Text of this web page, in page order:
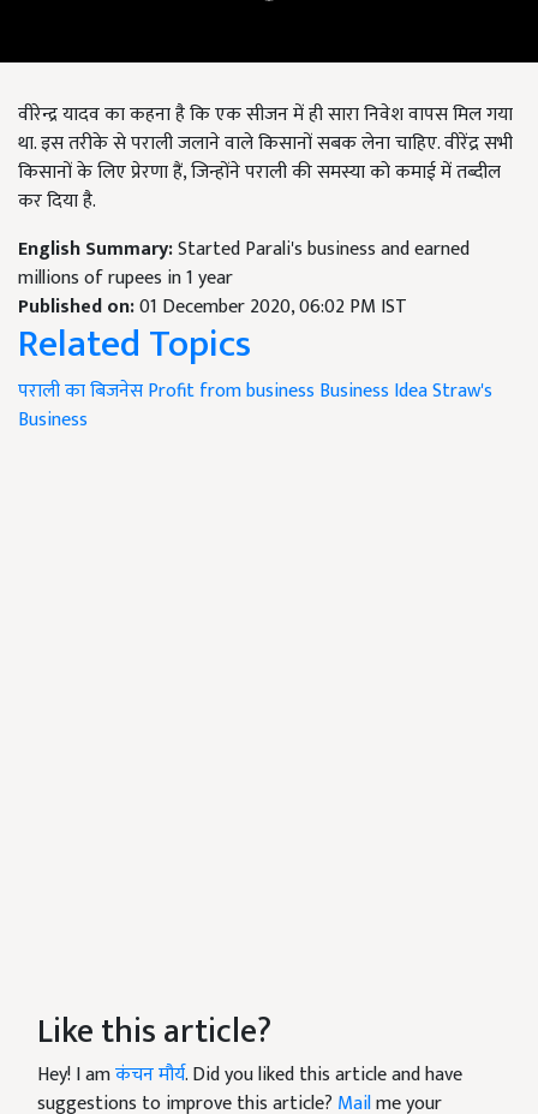
वीरेन्द्र यादव का कहना है कि एक सीजन में ही सारा निवेश वापस मिल गया
था. इस तरीके से पराली जलाने वाले किसानों सबक लेना चाहिए. वीरेंद्र सभी
किसानों के लिए प्रेरणा हैं,जिन्होंने पराली की समस्या को कमाई में तब्दील
कर दिया है.
English Summary:Started Parali's business and earned
millions of rupees in 1 year
Published on:01 December 2020, 06:02 PM IST
Related Topics
पराली का बिजनेसProfit from business Business IdeaStraw's
Business
Like this article?
Hey! I amकंचन मौर्य. Did you liked this article and have
suggestions to improve this article? Mailme your